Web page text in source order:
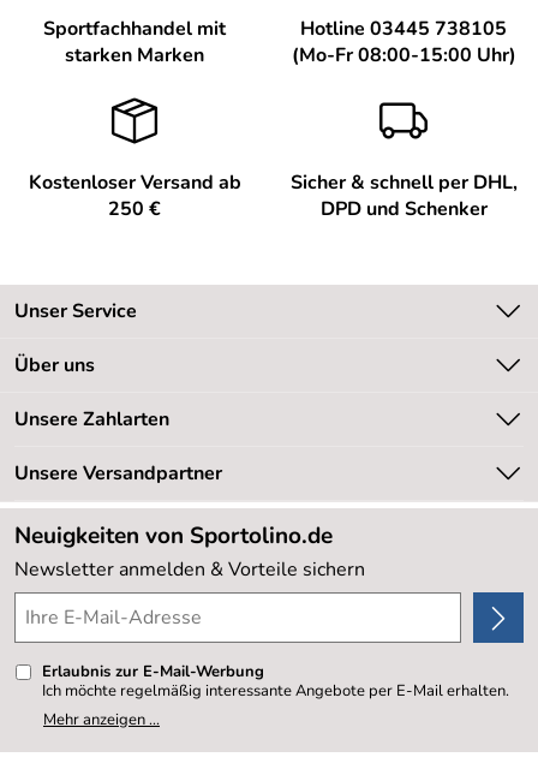
Sportfachhandel mit
starken Marken
Hotline 03445 738105
(Mo-Fr 08:00-15:00 Uhr)
Kostenloser Versand ab
250 €
Sicher & schnell per DHL,
DPD und Schenker
Unser Service
Kontakt
Newsletter
Retourenabwicklung
Lieferbedingungen
Kundenlogin
Über uns
Unsere Bestseller
Neu
Sale %
Kundenbewertungen (20.178)
4,8/5*****
Unsere Zahlarten
Unsere Versandpartner
Neuigkeiten von Sportolino.de
Newsletter anmelden & Vorteile sichern
Erlaubnis zur E-Mail-Werbung
Ich möchte regelmäßig interessante Angebote per E-Mail erhalten.
Meine E-Mail-Adresse wird nicht an andere Unternehmen
weitergegeben. Zu statistischen Zwecken wird in anonymer Form
Mehr anzeigen ...